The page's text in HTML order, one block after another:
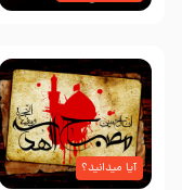
آیا میدانید؟